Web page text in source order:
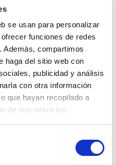
se usan para personalizar
funciones de redes
Además, compartimos
haga del sitio web con
publicidad y análisis
con otra información
que hayan recopilado a
de sus servicios.